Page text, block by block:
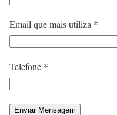
Email que mais utiliza *
Telefone *